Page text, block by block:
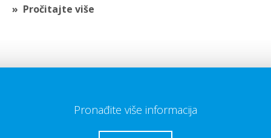
Pročitajte više
Pronađite više informacija